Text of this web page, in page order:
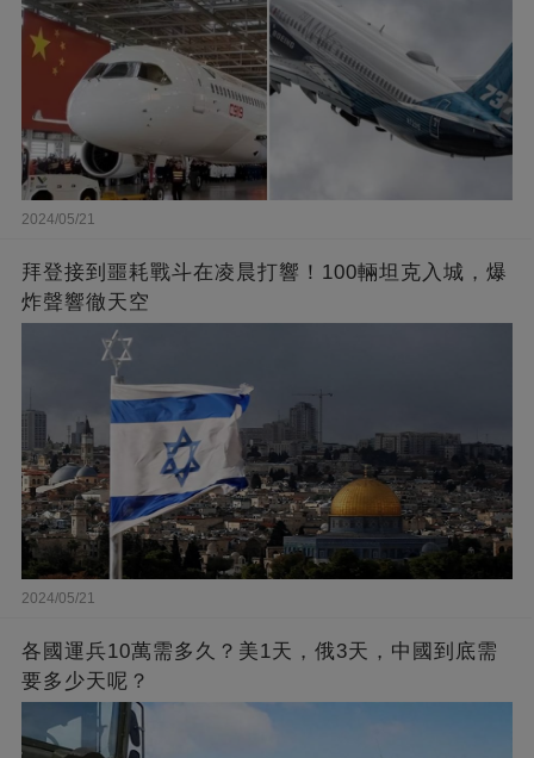
2024/05/21
拜登接到噩耗戰斗在凌晨打響！100輛坦克入城，爆
炸聲響徹天空
2024/05/21
各國運兵10萬需多久？美1天，俄3天，中國到底需
要多少天呢？